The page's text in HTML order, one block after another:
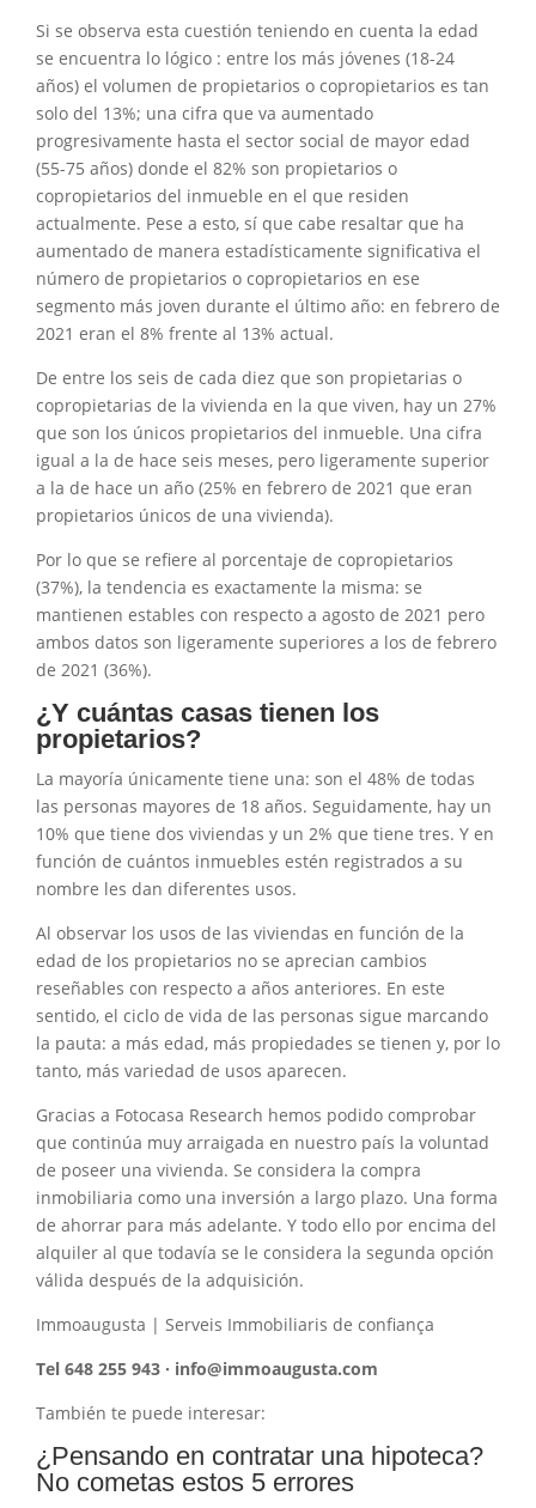
Si se observa esta cuestión teniendo en cuenta la edad
se encuentra lo lógico : entre los más jóvenes (18-24
años) el volumen de propietarios o copropietarios es tan
solo del 13%; una cifra que va aumentado
progresivamente hasta el sector social de mayor edad
(55-75 años) donde el 82% son propietarios o
copropietarios del inmueble en el que residen
actualmente. Pese a esto, sí que cabe resaltar que ha
aumentado de manera estadísticamente significativa el
número de propietarios o copropietarios en ese
segmento más joven durante el último año: en febrero de
2021 eran el 8% frente al 13% actual.
De entre los seis de cada diez que son propietarias o
copropietarias de la vivienda en la que viven, hay un 27%
que son los únicos propietarios del inmueble. Una cifra
igual a la de hace seis meses, pero ligeramente superior
a la de hace un año (25% en febrero de 2021 que eran
propietarios únicos de una vivienda).
Por lo que se refiere al porcentaje de copropietarios
(37%), la tendencia es exactamente la misma: se
mantienen estables con respecto a agosto de 2021 pero
ambos datos son ligeramente superiores a los de febrero
de 2021 (36%).
¿Y cuántas casas tienen los
propietarios?
La mayoría únicamente tiene una: son el 48% de todas
las personas mayores de 18 años. Seguidamente, hay un
10% que tiene dos viviendas y un 2% que tiene tres. Y en
función de cuántos inmuebles estén registrados a su
nombre les dan diferentes usos.
Al observar los usos de las viviendas en función de la
edad de los propietarios no se aprecian cambios
reseñables con respecto a años anteriores. En este
sentido, el ciclo de vida de las personas sigue marcando
la pauta: a más edad, más propiedades se tienen y, por lo
tanto, más variedad de usos aparecen.
Gracias a Fotocasa Research hemos podido comprobar
que continúa muy arraigada en nuestro país la voluntad
de poseer una vivienda. Se considera la compra
inmobiliaria como una inversión a largo plazo. Una forma
de ahorrar para más adelante. Y todo ello por encima del
alquiler al que todavía se le considera la segunda opción
válida después de la adquisición.
Immoaugusta | Serveis Immobiliaris de confiança
Tel 648 255 943 · info@immoaugusta.com
También te puede interesar:
¿Pensando en contratar una hipoteca?
No cometas estos 5 errores